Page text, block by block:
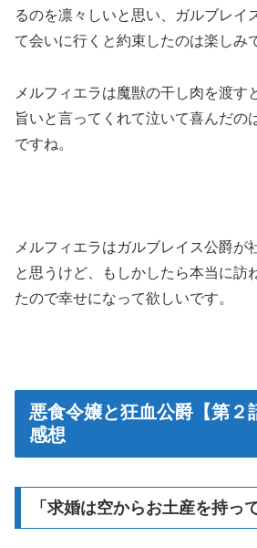
るのを凛々しいと思い、ガルブレイ
て会いに行くと約束したのは楽しみ
メルフィエラは魔獣の干し肉を渡す
旨いと言ってくれて泣いて喜んだの
ですね。
メルフィエラはガルブレイス公爵が
と思うけど、もしかしたら本当に訪
たので幸せになって欲しいです。
悪食令嬢と狂血公爵【第２
感想
「求婚は空からお土産を持って